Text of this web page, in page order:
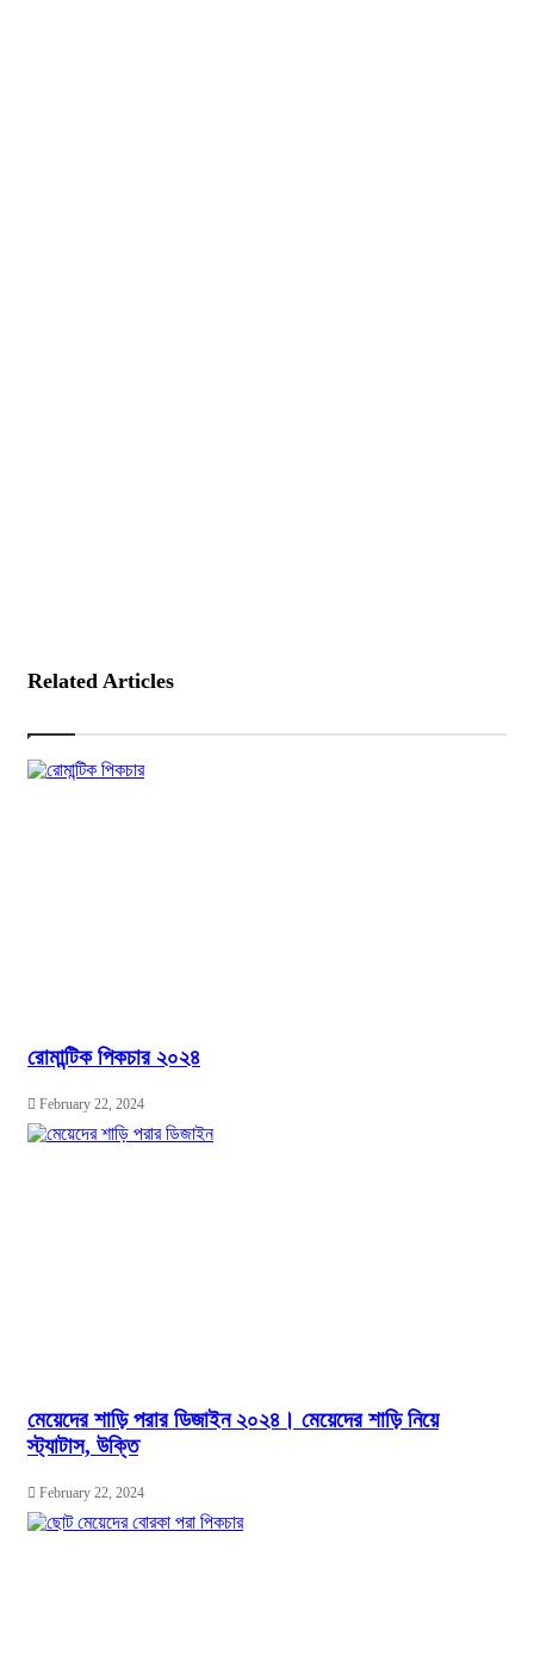
Related Articles
রোমান্টিক পিকচার ২০২৪
February 22, 2024
মেয়েদের শাড়ি পরার ডিজাইন ২০২৪। মেয়েদের শাড়ি নিয়ে
স্ট্যাটাস, উক্তি
February 22, 2024